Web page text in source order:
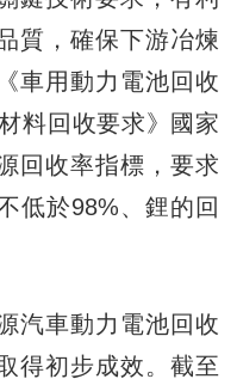
質，確保下游冶煉
車用動力電池回收
料回收要求》國家
回收率指標，要求
低於98%、鋰的回
車動力電池回收
得初步成效。截至